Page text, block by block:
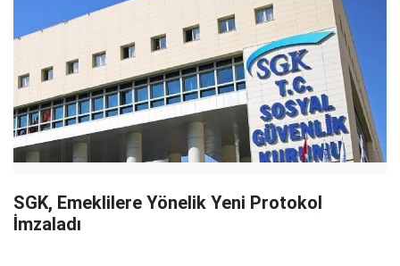
SGK, Emeklilere Yönelik Yeni Protokol
İmzaladı